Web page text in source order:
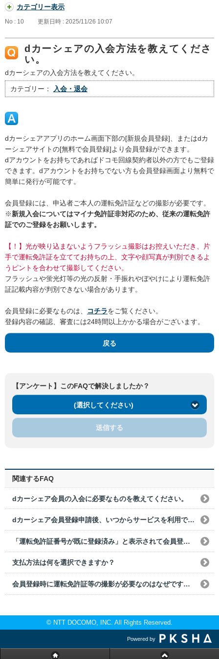
カテゴリー表示
No : 10 更新日時 : 2025/11/26 10:07
dカーシェアの入会方法を教えてくださ
い。
dカーシェアの入会方法を教えてください。
カテゴリー： 入会・退会
dカーシェアアプリのホーム画面下部の[新規会員登録]、またはdカ
ーシェアサイトの[無料で会員登録]より会員登録ができます。
dアカウントをお持ちであればドコモ回線契約者以外の方でもご登録
できます。dアカウントをお持ちでない方も会員登録画面より無料で
簡単に発行が可能です。
会員登録には、申込者ご本人の運転免許証などの撮影が必要です。
※新規入会についてはマイナ免許証非対応のため、従来の運転免許
証でのご登録をお願いします。
【！】光が映り込まないようフラッシュ撮影はお控えいただき、片
手で運転免許証を立ててお持ちの上、文字や顔写真が判別できるよ
うピントを合わせて撮影してください。
フラッシュや蛍光灯等の光の反射・手振れやぼやけにより運転免許
証記載内容が判別できない場合があります。
会員登録に必要なものは、 コチラをご覧ください。
登録内容の確認、審査には24時間以上かかる場合がございます。
戻る
【アンケート】このFAQで解決しましたか？
(選択してください)
送信する
関連するFAQ
dカーシェア会員の入会に必要なものを教えてください。
dカーシェア会員登録申請後、いつからサービスを利用できますか？
「運転免許証番号が既に登録済み」と表示されて会員登録できないのですが、どうすればいいですか？
支払方法は何を選択できますか？
会員登録時に運転免許証等の撮影が必要なのはなぜですか？
© NTT DOCOMO, INC. All Rights Reserved.
Powered by